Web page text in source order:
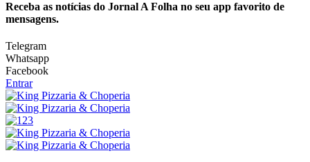
Receba as notícias do Jornal A Folha no seu app favorito de
mensagens.
Telegram
Whatsapp
Facebook
Entrar